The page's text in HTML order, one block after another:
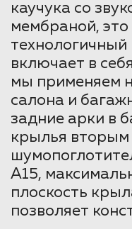
каучука со
мембраной,
включает в
мы применяем
салона и
задние арки в
крылья
А15,
плоскость
позволяет